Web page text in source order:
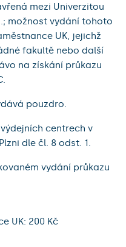
mezi Univerzitou
možnost vydání tohoto
UK, jejichž
fakultě nebo další
na získání průkazu
pouzdro.
centrech v
dle čl. 8 odst. 1.
vydání průkazu
UK: 200 Kč